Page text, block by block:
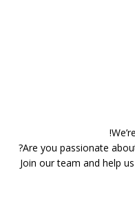
Are you passionate
Join our team and help